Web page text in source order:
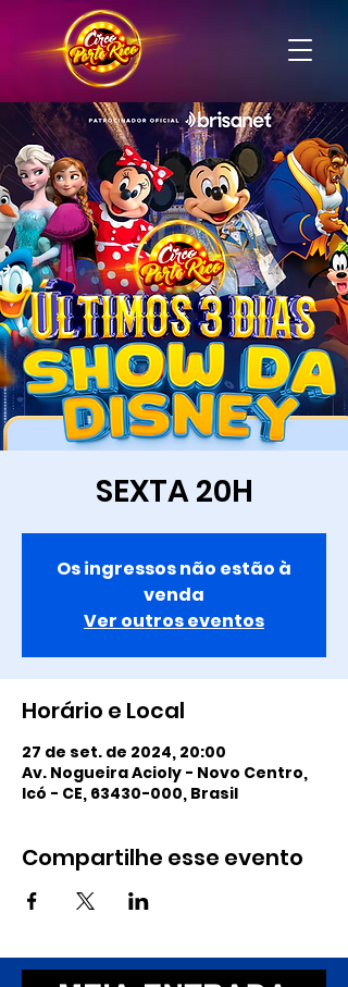
SEXTA 20H
Os ingressos não estão à
venda
Ver outros eventos
Horário e Local
27 de set. de 2024, 20:00
Av. Nogueira Acioly - Novo Centro,
Icó - CE, 63430-000, Brasil
Compartilhe esse evento